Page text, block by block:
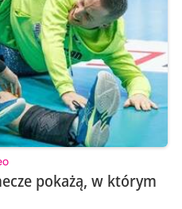
pokażą, w którym